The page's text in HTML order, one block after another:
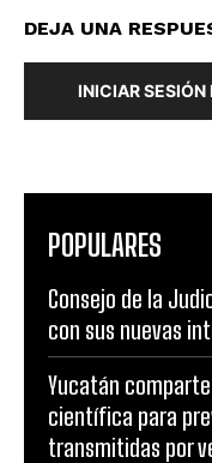
DEJA UNA
INICIAR SESIÓN
POPULARES
Consejo de la
con sus nuevas
Yucatán
científica para
transmitidas por